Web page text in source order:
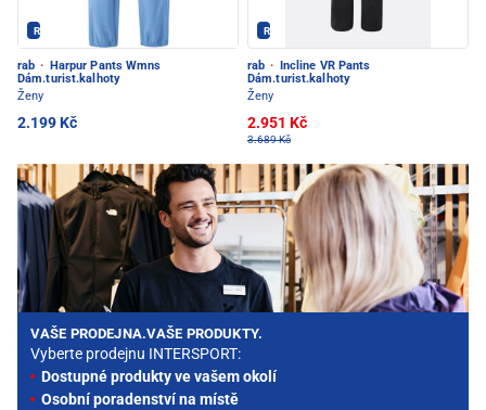
Rab - PEC POD SNĚŽKOU
rab · Harpur Pants Wmns
Dám.turist.kalhoty
Ženy
2.199 Kč
Rab - PEC POD SNĚŽKOU
rab · Incline VR Pants
Dám.turist.kalhoty
Ženy
2.951 Kč
3.689 Kč
VAŠE PRODEJNA.VAŠE PRODUKTY.
Vyberte prodejnu INTERSPORT:
Dostupné produkty ve vašem okolí
Osobní poradenství na místě